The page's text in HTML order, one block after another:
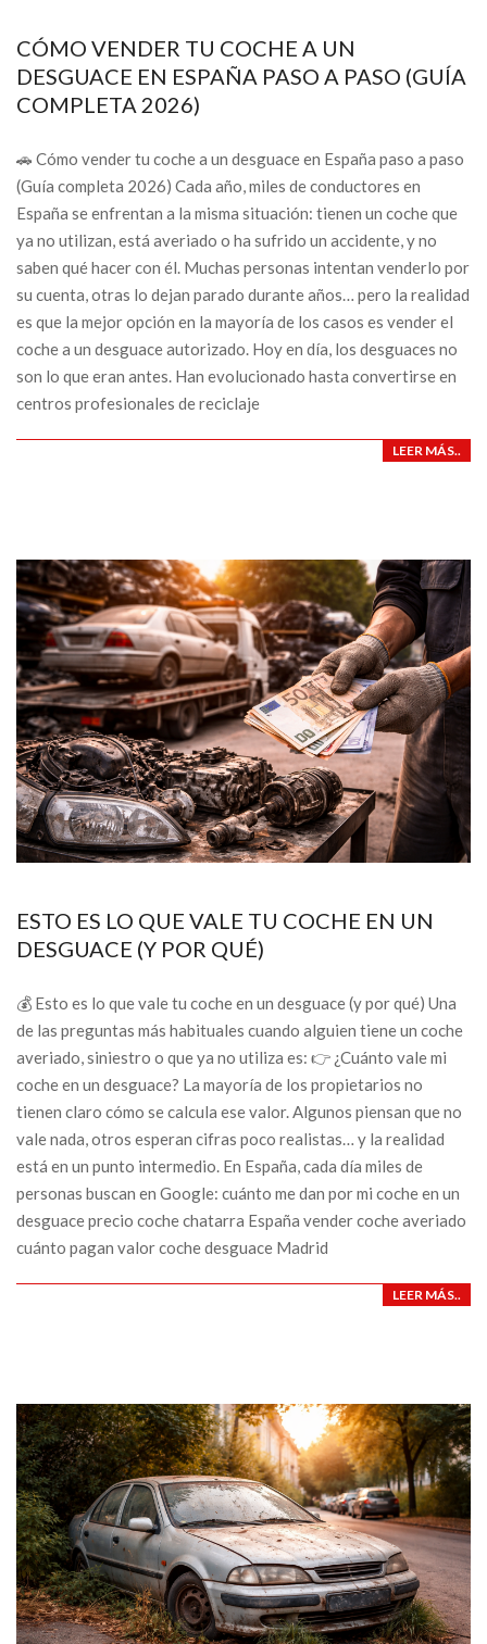
CÓMO VENDER TU COCHE A UN
DESGUACE EN ESPAÑA PASO A PASO (GUÍA
COMPLETA 2026)
🚗 Cómo vender tu coche a un desguace en España paso a paso
(Guía completa 2026) Cada año, miles de conductores en
España se enfrentan a la misma situación: tienen un coche que
ya no utilizan, está averiado o ha sufrido un accidente, y no
saben qué hacer con él. Muchas personas intentan venderlo por
su cuenta, otras lo dejan parado durante años… pero la realidad
es que la mejor opción en la mayoría de los casos es vender el
coche a un desguace autorizado. Hoy en día, los desguaces no
son lo que eran antes. Han evolucionado hasta convertirse en
centros profesionales de reciclaje
LEER MÁS..
ESTO ES LO QUE VALE TU COCHE EN UN
DESGUACE (Y POR QUÉ)
💰 Esto es lo que vale tu coche en un desguace (y por qué) Una
de las preguntas más habituales cuando alguien tiene un coche
averiado, siniestro o que ya no utiliza es: 👉 ¿Cuánto vale mi
coche en un desguace? La mayoría de los propietarios no
tienen claro cómo se calcula ese valor. Algunos piensan que no
vale nada, otros esperan cifras poco realistas… y la realidad
está en un punto intermedio. En España, cada día miles de
personas buscan en Google: cuánto me dan por mi coche en un
desguace precio coche chatarra España vender coche averiado
cuánto pagan valor coche desguace Madrid
LEER MÁS..